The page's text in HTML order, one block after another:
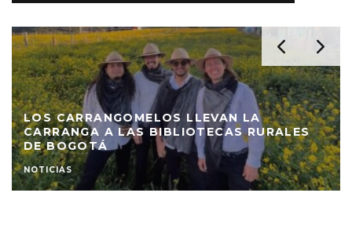
LOS CARRANGOMELOS LLEVAN LA
CARRANGA A LAS BIBLIOTECAS RURALES
DE BOGOTÁ
NOTICIAS